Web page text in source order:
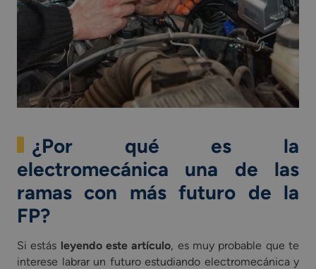
¿Por qué es la
electromecánica una de las
ramas con más futuro de la
FP?
Si estás leyendo este artículo, es muy probable que te
interese labrar un futuro estudiando electromecánica y